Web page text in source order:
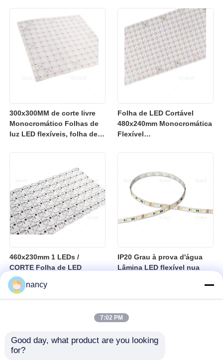
300x300MM de corte livre
Monocromático Folhas de
luz LED flexíveis, folha de
Folha de LED Cortável
480x240mm Monocromática
Flexível
460x230mm 1 LEDs /
CORTE Folha de LED
cortável sem corte SPI
RGBW LED Flexível
IP20 Grau à prova d'água
Lâmina LED flexível nua
Mais 40 graus Adequado
iluminação interior
nancy
7:02 PM
Good day, what product are you looking
for?